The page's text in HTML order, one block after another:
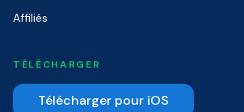
Affiliés
TÉLÉCHARGER
Télécharger pour iOS